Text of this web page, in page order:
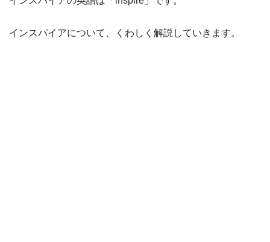
インスパイアについて、くわしく解説していきます。